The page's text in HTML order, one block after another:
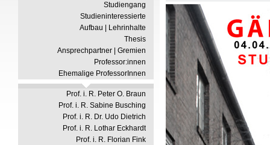
Studiengang
Studieninteressierte
Aufbau | Lehrinhalte
Thesis
Ansprechpartner | Gremien
Professor:innen
Ehemalige ProfessorInnen
Prof. i. R. Peter O. Braun
Prof. i. R. Sabine Busching
Prof. i. R. Dr. Udo Dietrich
Prof. i. R. Lothar Eckhardt
Prof. i. R. Florian Fink